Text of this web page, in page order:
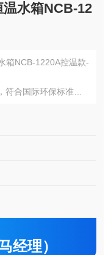
水箱NCB-12
箱NCB-1220A控温款-
合国际环保标准。
，支持-20°C低温循
经理）